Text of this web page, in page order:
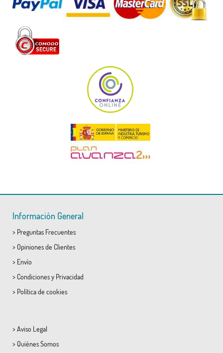
Información General
> Preguntas Frecuentes
> Opiniones de Clientes
> Envío
> Condicionesy Privacidad
> Política de cookies
> Aviso Legal
> Quiénes Somos